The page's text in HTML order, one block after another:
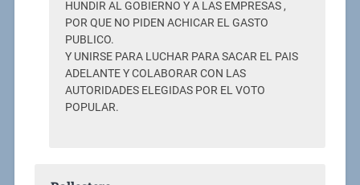
HUNDIR AL GOBIERNO Y A LAS EMPRESAS ,
POR QUE NO PIDEN ACHICAR EL GASTO
PUBLICO.
Y UNIRSE PARA LUCHAR PARA SACAR EL PAIS
ADELANTE Y COLABORAR CON LAS
AUTORIDADES ELEGIDAS POR EL VOTO
POPULAR.